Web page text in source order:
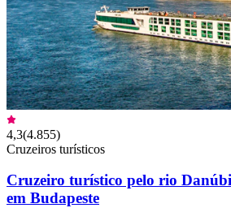
4,3(4.855)
Cruzeiros turísticos
Cruzeiro turístico pelo rio
em Budapeste